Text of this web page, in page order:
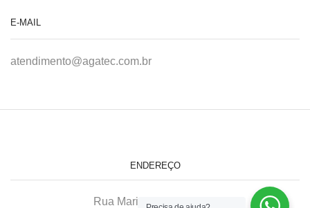
E-MAIL
atendimento@agatec.com.br
ENDEREÇO
Rua Maria Afonso, 166-A